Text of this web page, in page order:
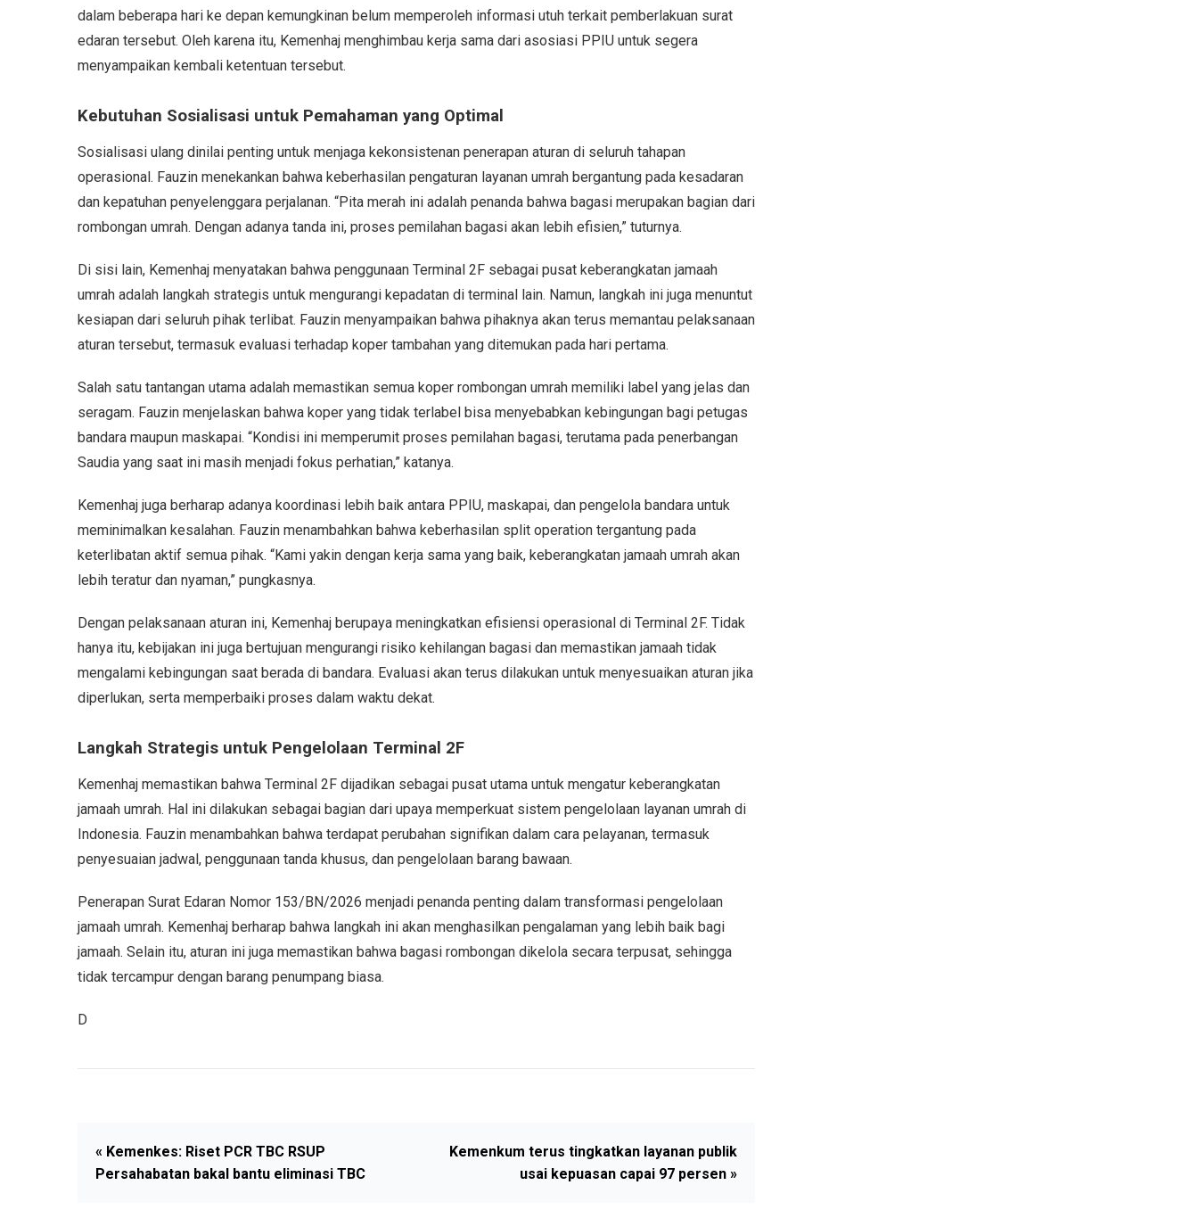
dalam beberapa hari ke depan kemungkinan belum memperoleh informasi utuh terkait pemberlakuan surat
edaran tersebut. Oleh karena itu, Kemenhaj menghimbau kerja sama dari asosiasi PPIU untuk segera
menyampaikan kembali ketentuan tersebut.
Kebutuhan Sosialisasi untuk Pemahaman yang Optimal
Sosialisasi ulang dinilai penting untuk menjaga kekonsistenan penerapan aturan di seluruh tahapan
operasional. Fauzin menekankan bahwa keberhasilan pengaturan layanan umrah bergantung pada kesadaran
dan kepatuhan penyelenggara perjalanan. “Pita merah ini adalah penanda bahwa bagasi merupakan bagian dari
rombongan umrah. Dengan adanya tanda ini, proses pemilahan bagasi akan lebih efisien,” tuturnya.
Di sisi lain, Kemenhaj menyatakan bahwa penggunaan Terminal 2F sebagai pusat keberangkatan jamaah
umrah adalah langkah strategis untuk mengurangi kepadatan di terminal lain. Namun, langkah ini juga menuntut
kesiapan dari seluruh pihak terlibat. Fauzin menyampaikan bahwa pihaknya akan terus memantau pelaksanaan
aturan tersebut, termasuk evaluasi terhadap koper tambahan yang ditemukan pada hari pertama.
Salah satu tantangan utama adalah memastikan semua koper rombongan umrah memiliki label yang jelas dan
seragam. Fauzin menjelaskan bahwa koper yang tidak terlabel bisa menyebabkan kebingungan bagi petugas
bandara maupun maskapai. “Kondisi ini memperumit proses pemilahan bagasi, terutama pada penerbangan
Saudia yang saat ini masih menjadi fokus perhatian,” katanya.
Kemenhaj juga berharap adanya koordinasi lebih baik antara PPIU, maskapai, dan pengelola bandara untuk
meminimalkan kesalahan. Fauzin menambahkan bahwa keberhasilan split operation tergantung pada
keterlibatan aktif semua pihak. “Kami yakin dengan kerja sama yang baik, keberangkatan jamaah umrah akan
lebih teratur dan nyaman,” pungkasnya.
Dengan pelaksanaan aturan ini, Kemenhaj berupaya meningkatkan efisiensi operasional di Terminal 2F. Tidak
hanya itu, kebijakan ini juga bertujuan mengurangi risiko kehilangan bagasi dan memastikan jamaah tidak
mengalami kebingungan saat berada di bandara. Evaluasi akan terus dilakukan untuk menyesuaikan aturan jika
diperlukan, serta memperbaiki proses dalam waktu dekat.
Langkah Strategis untuk Pengelolaan Terminal 2F
Kemenhaj memastikan bahwa Terminal 2F dijadikan sebagai pusat utama untuk mengatur keberangkatan
jamaah umrah. Hal ini dilakukan sebagai bagian dari upaya memperkuat sistem pengelolaan layanan umrah di
Indonesia. Fauzin menambahkan bahwa terdapat perubahan signifikan dalam cara pelayanan, termasuk
penyesuaian jadwal, penggunaan tanda khusus, dan pengelolaan barang bawaan.
Penerapan Surat Edaran Nomor 153/BN/2026 menjadi penanda penting dalam transformasi pengelolaan
jamaah umrah. Kemenhaj berharap bahwa langkah ini akan menghasilkan pengalaman yang lebih baik bagi
jamaah. Selain itu, aturan ini juga memastikan bahwa bagasi rombongan dikelola secara terpusat, sehingga
tidak tercampur dengan barang penumpang biasa.
D
« Kemenkes: Riset PCR TBC RSUP
Persahabatan bakal bantu eliminasi TBC
Kemenkum terus tingkatkan layanan publik
usai kepuasan capai 97 persen »